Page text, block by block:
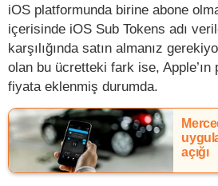
iOS platformunda birine abone
içerisinde iOS Sub Tokens adı
karşılığında satın almanız
olan bu ücretteki fark ise, Apple’ın
fiyata eklenmiş durumda.
açığı